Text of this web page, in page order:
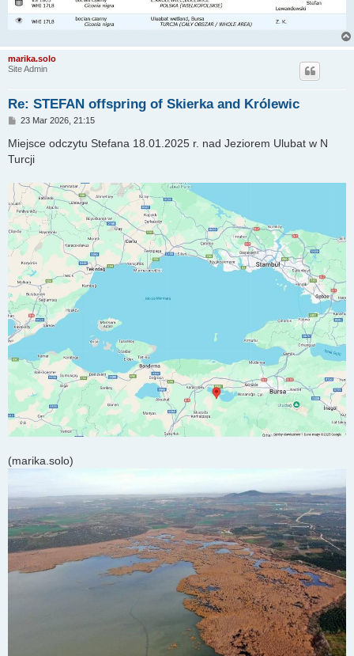
marika.solo
Site Admin
Re: STEFAN offspring of Skierka and Królewic
P
s
t
23 Mar 2026, 21:15
Miejsce odczytu Stefana 18.01.2025 r. nad Jeziorem Ulubat w N
Turcji
(marika.solo)